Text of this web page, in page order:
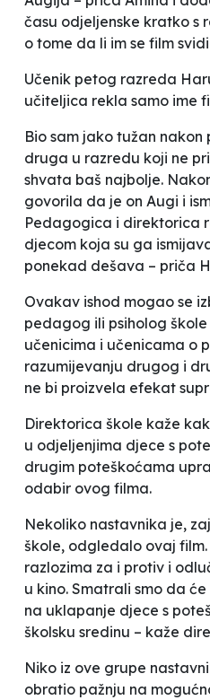
času odjeljenske kratko s
o tome da li im se film
Učenik petog razreda
učiteljica rekla samo ime
Bio sam jako tužan nakon
druga u razredu koji ne
shvata baš najbolje.
govorila da je on Augi i
Pedagogica i direktorica
djecom koja su ga
ponekad dešava – priča
Ovakav ishod mogao se
pedagog ili psiholog
učenicima i učenicama o
razumijevanju drugog i
ne bi proizvela efekat
Direktorica škole kaže
u odjeljenjima djece s
drugim poteškoćama
odabir ovog filma.
Nekoliko nastavnika je,
škole, odgledalo ovaj
razlozima za i protiv i
u kino. Smatrali smo da
na uklapanje djece s
školsku sredinu – kaže
Niko iz ove grupe
obratio pažnju na